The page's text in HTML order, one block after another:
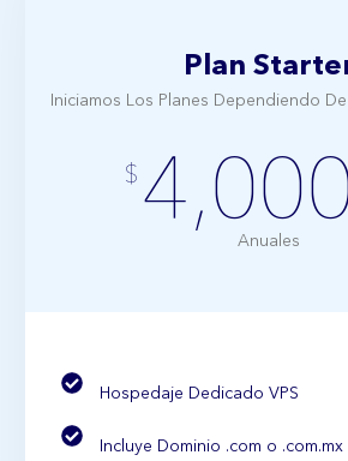
Plan
Iniciamos Los Planes Dependiendo
$
Anuales
Hospedaje Dedicado VPS
Incluye Dominio .com o .com.mx